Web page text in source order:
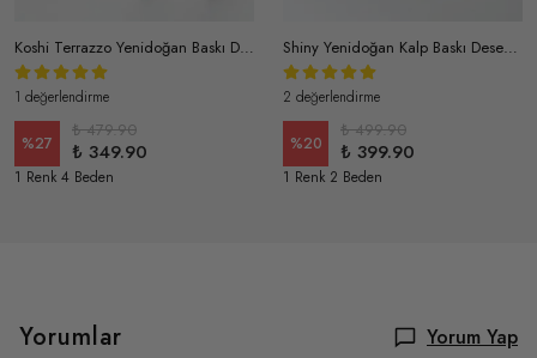
Koshi Terrazzo Yenidoğan Baskı Desenli Antialerjik Pamuklu Unisex 3'lü Takım
1 değerlendirme
%27
₺ 479.90
₺ 349.90
1 Renk 4 Beden
Shiny Yenidoğan Kalp Baskı Desenli Antialerjik Pamuklu Kapüşonlu 3'lü Takım
2 değerlendirme
%20
₺ 499.90
₺ 399.90
1 Renk 2 Beden
Yorumlar Yorum Yap